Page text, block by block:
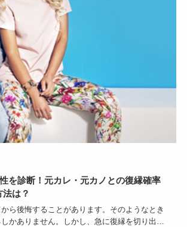
を診断！元カレ・元カノとの復縁確率
は？
ら後悔することがあります。そのようなとき
かありません。しかし、急に復縁を切り出し